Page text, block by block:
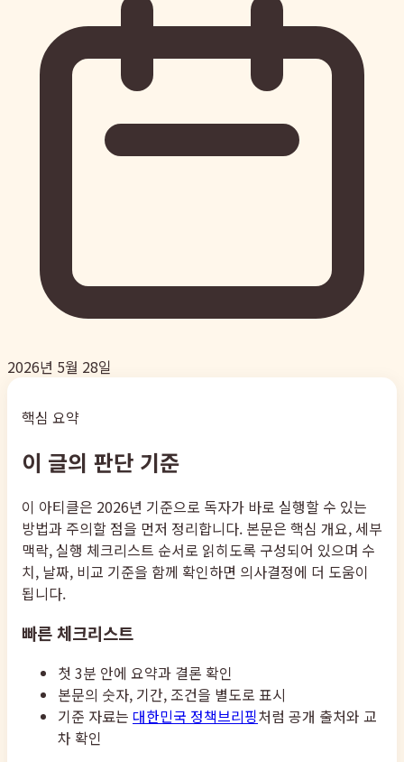
2026년 5월 28일
핵심 요약
이 글의 판단 기준
이 아티클은 2026년 기준으로 독자가 바로 실행할 수 있는
방법과 주의할 점을 먼저 정리합니다. 본문은 핵심 개요, 세부
맥락, 실행 체크리스트 순서로 읽히도록 구성되어 있으며 수
치, 날짜, 비교 기준을 함께 확인하면 의사결정에 더 도움이
됩니다.
빠른 체크리스트
첫 3분 안에 요약과 결론 확인
본문의 숫자, 기간, 조건을 별도로 표시
기준 자료는 대한민국 정책브리핑처럼 공개 출처와 교
차 확인